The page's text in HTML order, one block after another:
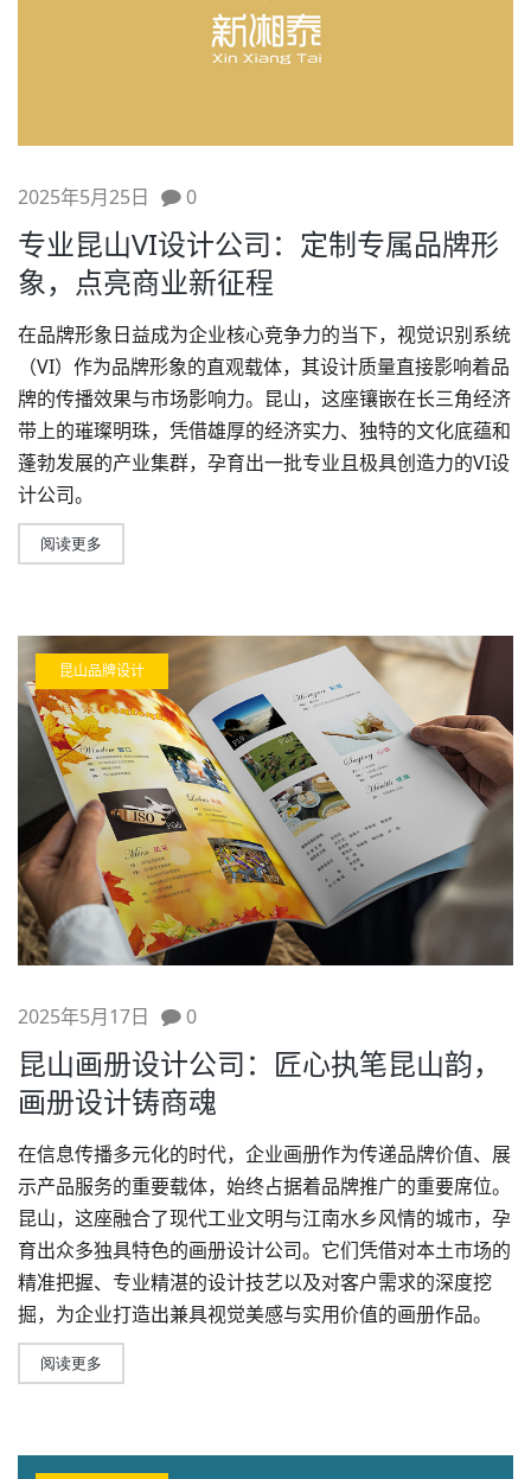
2025年5月25日 0
专业昆山VI设计公司：定制专属品牌形
象，点亮商业新征程
在品牌形象日益成为企业核心竞争力的当下，视觉识别系统
（VI）作为品牌形象的直观载体，其设计质量直接影响着品
牌的传播效果与市场影响力。昆山，这座镶嵌在长三角经济
带上的璀璨明珠，凭借雄厚的经济实力、独特的文化底蕴和
蓬勃发展的产业集群，孕育出一批专业且极具创造力的VI设
计公司。
阅读更多
昆山品牌设计
2025年5月17日 0
昆山画册设计公司：匠心执笔昆山韵，
画册设计铸商魂
在信息传播多元化的时代，企业画册作为传递品牌价值、展
示产品服务的重要载体，始终占据着品牌推广的重要席位。
昆山，这座融合了现代工业文明与江南水乡风情的城市，孕
育出众多独具特色的画册设计公司。它们凭借对本土市场的
精准把握、专业精湛的设计技艺以及对客户需求的深度挖
掘，为企业打造出兼具视觉美感与实用价值的画册作品。
阅读更多